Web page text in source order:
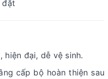
đặt
hiện đại, dễ vệ sinh.
cấp bộ hoàn thiện sau